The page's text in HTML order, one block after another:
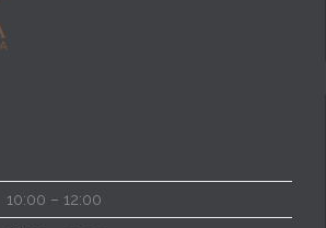
10:00 – 12:00